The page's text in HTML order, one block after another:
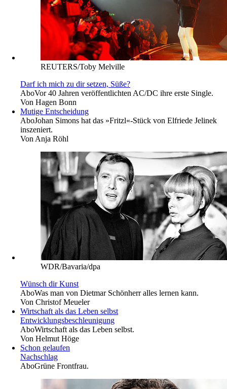
REUTERS/Toby Melville
Darf ich mich zu dir setzen, Süße?
AboVor 40 Jahren veröffentlichten AC/DC ihre erste Single.
Von Hagen Bonn
Mutige Entscheidung
AboJohan Simons hat das »Fritzl«-Stück von Elfriede Jelinek
inszeniert.
Von Anja Röhl
WDR/Bavaria/dpa
Wünsch dir Kunst
AboWas man von Dietmar Schönherr alles lernen kann.
Von Christof Meueler
Wirtschaft als das Leben selbst
Entwicklungsbeschleunigung
AboWirtschaft als das Leben selbst.
Von Helmut Höge
Schon gelaufen
Nachschlag
AboGrüne Frontfrau.